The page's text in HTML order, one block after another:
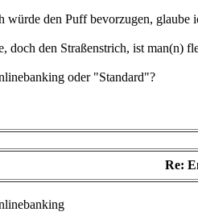
würde den Puff bevorzugen, glaube
doch den Straßenstrich, ist man(n)
oder "Standard"?
Re: